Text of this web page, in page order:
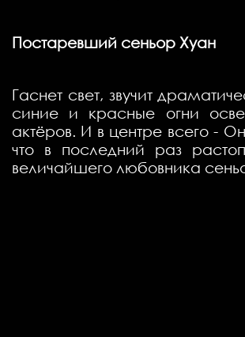
Постаревший сеньор Хуан
Гаснет свет, звучит
синие и красные огни
актёров. И в центре всего -
что в последний раз
величайшего любовника